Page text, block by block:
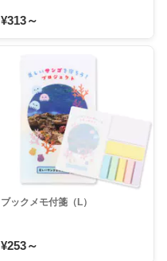
¥313～
ブックメモ付箋（L）
¥253～